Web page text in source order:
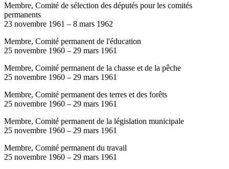
Membre, Comité de sélection des députés pour les comités
permanents
23 novembre 1961 – 8 mars 1962
Membre, Comité permanent de l'éducation
25 novembre 1960 – 29 mars 1961
Membre, Comité permanent de la chasse et de la pêche
25 novembre 1960 – 29 mars 1961
Membre, Comité permanent des terres et des forêts
25 novembre 1960 – 29 mars 1961
Membre, Comité permanent de la législation municipale
25 novembre 1960 – 29 mars 1961
Membre, Comité permanent du travail
25 novembre 1960 – 29 mars 1961